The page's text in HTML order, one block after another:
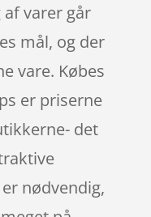
varer går
mål, og der
vare. Købes
er priserne
det
nødvendig,